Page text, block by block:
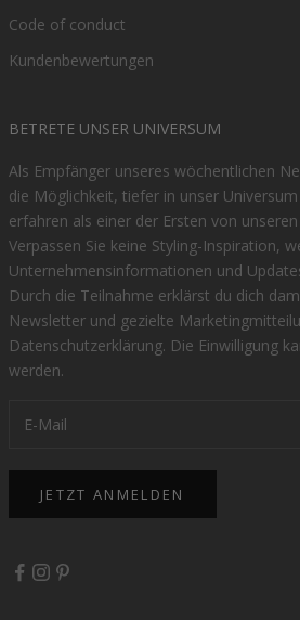
Code of conduct
Kundenbewertungen
BETRETE UNSER UNIVERSUM
Als Empfänger unseres wöchentlichen
die Möglichkeit, tiefer in unser
erfahren als einer der Ersten von
Verpassen Sie keine Styling-Inspiration,
Unternehmensinformationen und
Durch die Teilnahme erklärst du dich
Newsletter und gezielte
Datenschutzerklärung. Die Einwilligung
werden.
JETZT ANMELDEN